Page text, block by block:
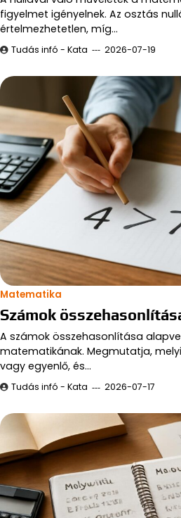
figyelmet igényelnek. Az osztás
értelmezhetetlen, míg…
Tudás infó - Kata 2026-07-19
Matematika
Számok
A számok összehasonlítása
matematikának. Megmutatja,
vagy egyenlő, és…
Tudás infó - Kata 2026-07-17